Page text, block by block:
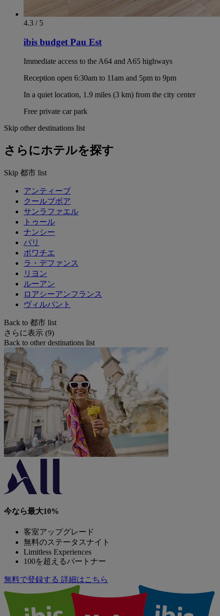
4.3 / 5
ibis budget Pau Est
Immediate access to the A64 and A65 highways
Reception open 6:30am to 11am and 5pm to 9pm
In a quiet location, 1.9 miles (3 km) from the city center
Free private car park
Skip other destinations list
さらにホテルを探す
Skip 都市 list
アンティーブ
クールブボア
サンラファエル
トゥール
ナンシー
パリ
ポワチエ
ラ・デファンス
リヨン
ルーアン
ロアシーアンフランス
ヴィルパント
Back to 都市 list
さらに表示 (9)
Back to other destinations list
今なら最大10%
客室アップグレード
無料のステータスナイト
Limitless Experiences
100を超えるパートナー
無料で登録する 詳細はこちら